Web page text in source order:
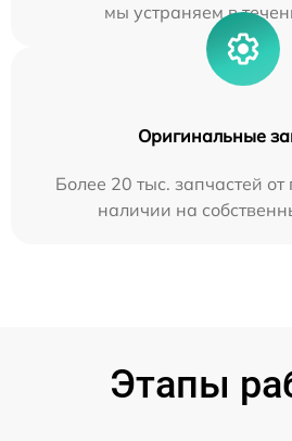
мы устраняем в
Оригинальные
Более 20 тыс. запчастей от
наличии на
Этапы